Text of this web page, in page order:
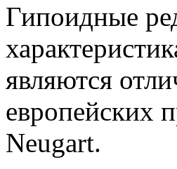
Гипоидные
являются
европейских
Neugart.